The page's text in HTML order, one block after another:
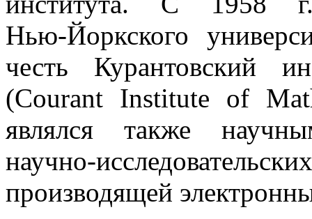
Нью-Йоркского
честь Курантовский
(Courant Institute of
являлся также
научно-
производящей